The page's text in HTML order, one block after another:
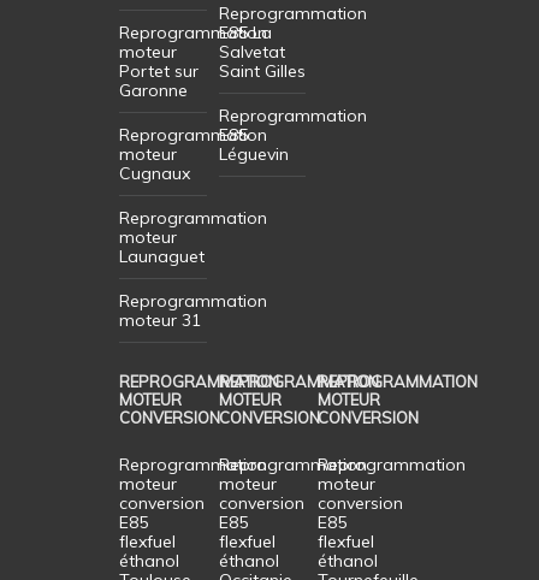
Reprogrammation
moteur
Portet sur
Garonne
Reprogrammation
moteur
Cugnaux
Reprogrammation
moteur
Launaguet
Reprogrammation
moteur 31
Reprogrammation
E85 La
Salvetat
Saint Gilles
Reprogrammation
E85
Léguevin
REPROGRAMMATION
MOTEUR
CONVERSION
Reprogrammation
moteur
conversion
E85
flexfuel
éthanol
REPROGRAMMATION
MOTEUR
CONVERSION
Reprogrammation
moteur
conversion
E85
flexfuel
éthanol
REPROGRAMMATION
MOTEUR
CONVERSION
Reprogrammation
moteur
conversion
E85
flexfuel
éthanol